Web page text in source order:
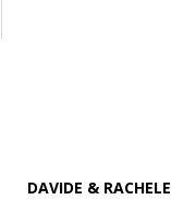
DAVIDE & RACHELE